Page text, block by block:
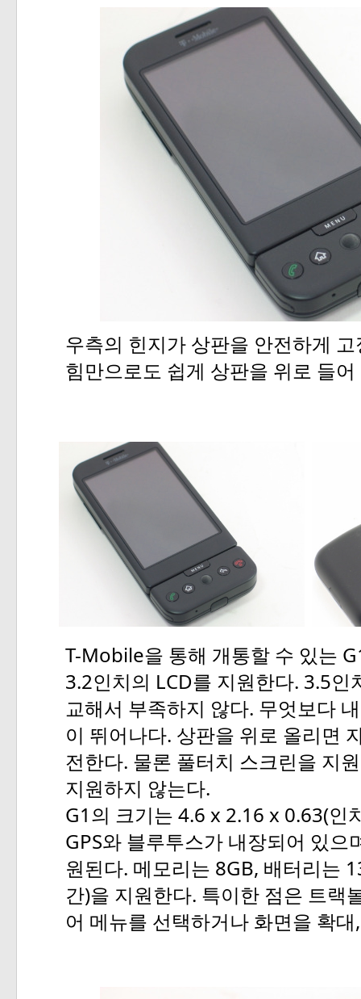
우측의 힌지가 상판을 안전하게
고
힘만으로도 쉽게 상판을 위로 들어
T-Mobile을 통해 개통할 수 있는
3.2인치의 LCD를 지원한다. 3.5인
교해서 부족하지 않다. 무엇보다
이
뛰어나다. 상판을 위로 올리면
전한다. 물론 풀터치 스크린을 지
지원하지
않는다.
G1 의 크기는 4.6 x 2.16 x 0.63(인
GPS와 블루투스가 내장되어 있으
원된다. 메모리는 8GB, 배터리는
간)을 지원한다. 특이한 점은 트랙
어 메뉴를 선택하거나 화면을 확대